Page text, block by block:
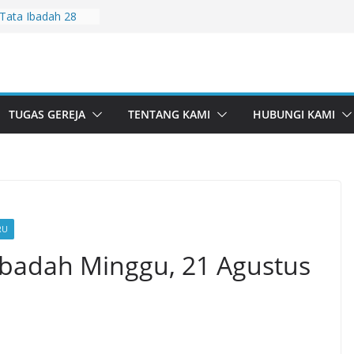
Ibadah 28
Ibadah 19
TUGAS GEREJA TENTANG KAMI HUBUNGI KAMI
Minggu, 21 Agustus